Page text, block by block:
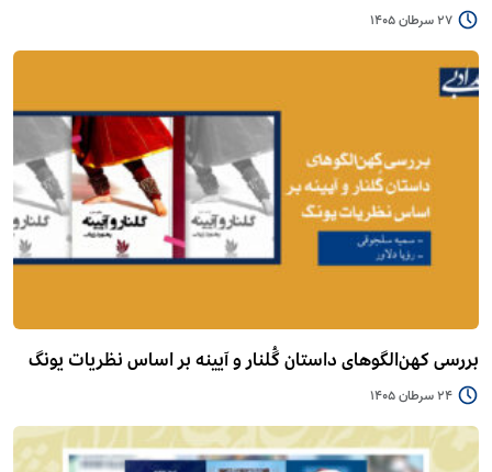
27 سرطان 1405
بررسی کهن‌الگوهای داستان گُلنار و آیینه بر اساس نظریات یونگ
24 سرطان 1405